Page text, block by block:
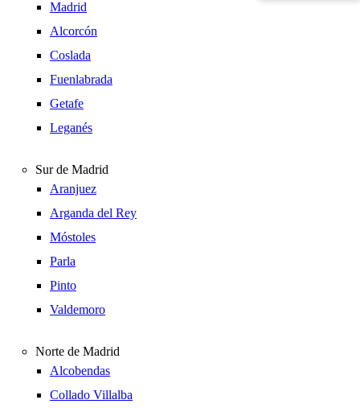
Madrid
Alcorcón
Coslada
Fuenlabrada
Getafe
Leganés
Sur de Madrid
Aranjuez
Arganda del Rey
Móstoles
Parla
Pinto
Valdemoro
Norte de Madrid
Alcobendas
Collado Villalba